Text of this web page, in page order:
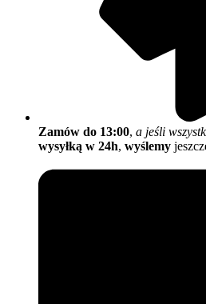
Zamów do 13:00, a jeśli
wysyłką w 24h, wyślemy